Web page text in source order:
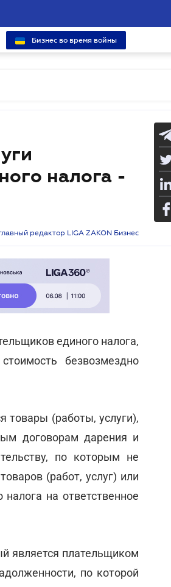
Бизнес во время войны
налога -
редактор LIGA ZAKON Бизнес
единого налога,
безвозмездно
товары (работы, услуги),
договорам дарения и
по которым не
(работ, услуг) или
на ответственное
является плательщиком
по которой